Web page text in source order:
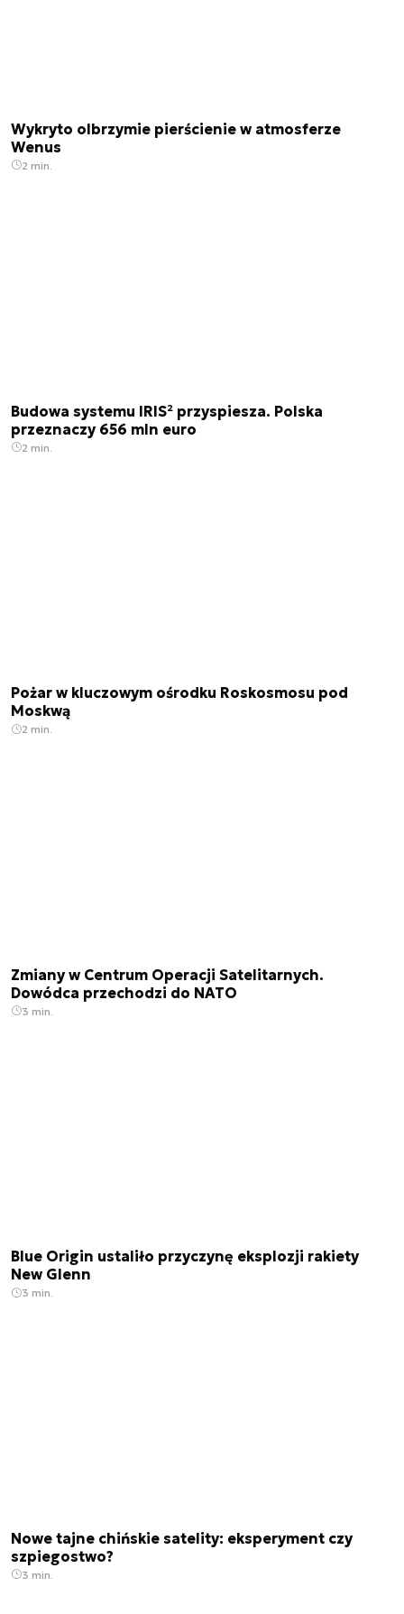
Wykryto olbrzymie pierścienie w atmosferze
Wenus
2 min.
Budowa systemu IRIS² przyspiesza. Polska
przeznaczy 656 mln euro
2 min.
Pożar w kluczowym ośrodku Roskosmosu pod
Moskwą
2 min.
Zmiany w Centrum Operacji Satelitarnych.
Dowódca przechodzi do NATO
3 min.
Blue Origin ustaliło przyczynę eksplozji rakiety
New Glenn
3 min.
Nowe tajne chińskie satelity: eksperyment czy
szpiegostwo?
3 min.